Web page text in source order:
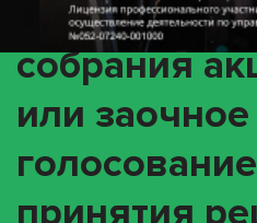
заседание
собрания
или заочное
принятия